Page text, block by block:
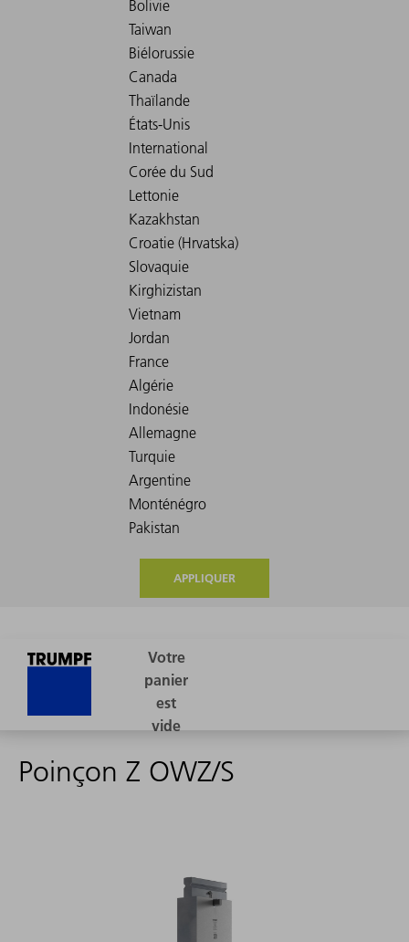
APPLIQUER
Poinçon Z OWZ/S